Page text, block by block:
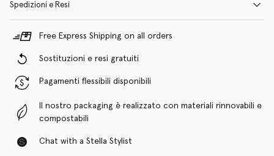
Spedizioni e Resi
Free Express Shipping on all orders
Sostituzioni e resi gratuiti
Pagamenti flessibili disponibili
Il nostro packaging è realizzato con materiali rinnovabili e
compostabili
Chat with a Stella Stylist